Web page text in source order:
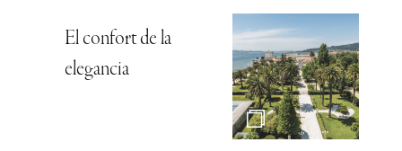
El confort de la
elegancia